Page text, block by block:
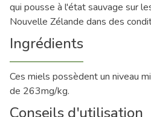
qui pousse à l'état sauvage sur
Nouvelle Zélande dans des
Ingrédients
Ces miels possèdent un niveau
de 263mg/kg.
Conseils d'utilisation